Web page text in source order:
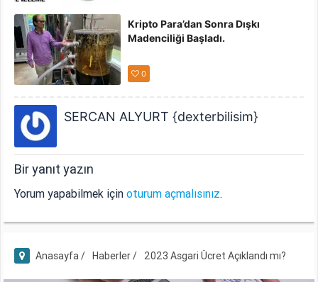
Kripto Para’dan Sonra Dışkı
Madenciliği Başladı.
0
SERCAN ALYURT {dexterbilisim}
Bir yanıt yazın
Yorum yapabilmek içinoturum açmalısınız.
Anasayfa / Haberler / 2023 Asgari Ücret Açıklandı mı?